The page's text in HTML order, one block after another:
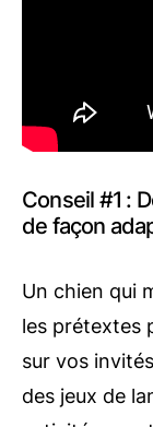
Conseil #1 :
de façon
Un chien qui
les prétextes
sur vos
des jeux de